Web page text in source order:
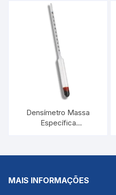
INCOTERM 5581
Densímetro Massa
Específica
MAIS INFORMAÇÕES